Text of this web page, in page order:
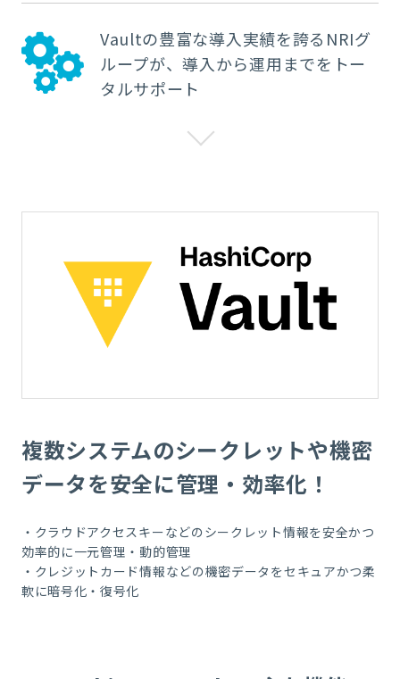
Vaultの豊富な導入実績を誇るNRIグ
ループが、導入から運用までをトー
タルサポート
複数システムのシークレットや機密
データを安全に管理・効率化！
・クラウドアクセスキーなどのシークレット情報を安全かつ
効率的に一元管理・動的管理
・クレジットカード情報などの機密データをセキュアかつ柔
軟に暗号化・復号化